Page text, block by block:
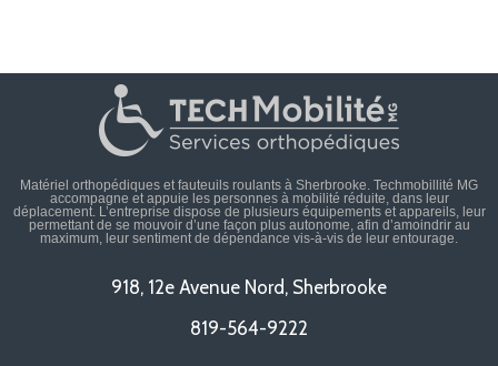
Matériel orthopédiques et fauteuils roulants à Sherbrooke. Techmobillité MG
accompagne et appuie les personnes à mobilité réduite, dans leur
déplacement. L’entreprise dispose de plusieurs équipements et appareils, leur
permettant de se mouvoir d’une façon plus autonome, afin d’amoindrir au
maximum, leur sentiment de dépendance vis-à-vis de leur entourage.
918, 12e Avenue Nord, Sherbrooke
819-564-9222